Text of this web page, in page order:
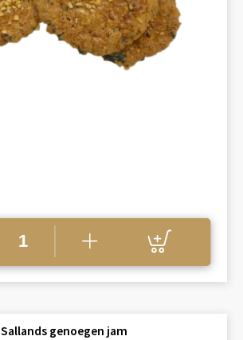
Sallands genoegen jam